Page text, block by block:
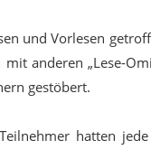
und Vorlesen
anderen „Lese-
gestöbert.
hatten